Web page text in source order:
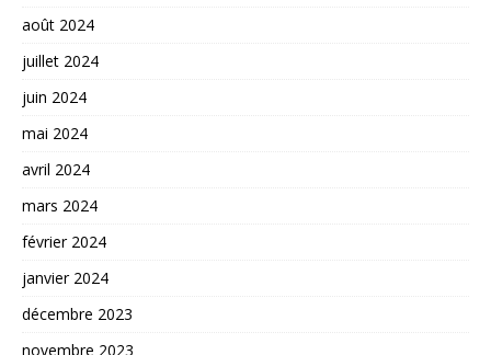
août 2024
juillet 2024
juin 2024
mai 2024
avril 2024
mars 2024
février 2024
janvier 2024
décembre 2023
novembre 2023